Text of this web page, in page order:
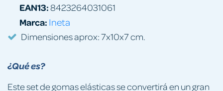
¿Qué es?
Este set de gomas elásticas se convertirá en un gran
EAN13:8423264031061
Marca: Ineta
Dimensiones aprox: 7x10x7 cm.